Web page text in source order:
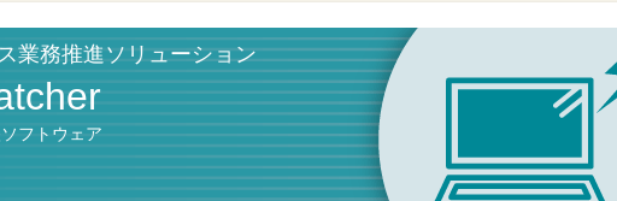
業務推進ソリューション
フトウェア